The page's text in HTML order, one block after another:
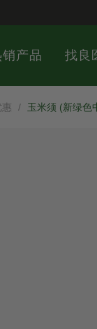
销产品 找良
玉米须 (新绿色